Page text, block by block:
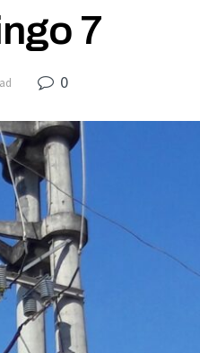
7
0